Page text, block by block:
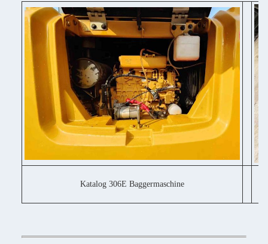
Katalog 306E Baggermaschine